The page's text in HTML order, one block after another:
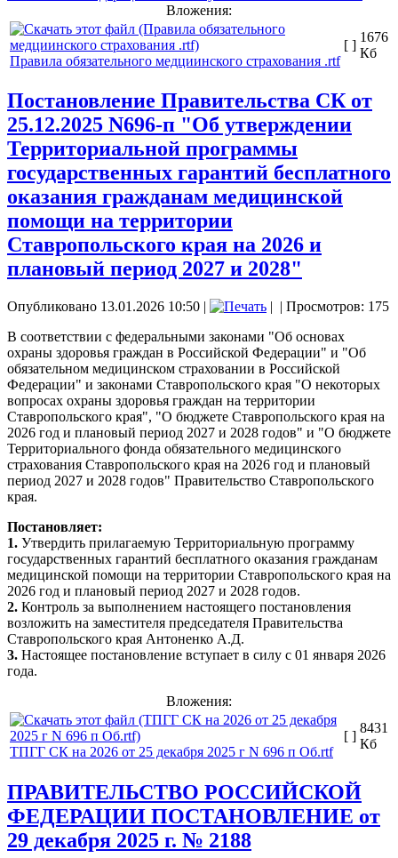
Вложения:
Правила обязательного медциинского страхования .rtf
[ ]
1676
Кб
Постановление Правительства СК от
25.12.2025 N696-п "Об утверждении
Территориальной программы
государственных гарантий бесплатного
оказания гражданам медицинской
помощи на территории
Ставропольского края на 2026 и
плановый период 2027 и 2028"
Опубликовано 13.01.2026 10:50 | | | Просмотров: 175
В соответствии с федеральными законами "Об основах
охраны здоровья граждан в Российской Федерации" и "Об
обязательном медицинском страховании в Российской
Федерации" и законами Ставропольского края "О некоторых
вопросах охраны здоровья граждан на территории
Ставропольского края", "О бюджете Ставропольского края на
2026 год и плановый период 2027 и 2028 годов" и "О бюджете
Территориального фонда обязательного медицинского
страхования Ставропольского края на 2026 год и плановый
период 2027 и 2028 годов" Правительство Ставропольского
края.
Постановляет:
1. Утвердить прилагаемую Территориальную программу
государственных гарантий бесплатного оказания гражданам
медицинской помощи на территории Ставропольского края на
2026 год и плановый период 2027 и 2028 годов.
2. Контроль за выполнением настоящего постановления
возложить на заместителя председателя Правительства
Ставропольского края Антоненко А.Д.
3. Настоящее постановление вступает в силу с 01 января 2026
года.
Вложения:
ТПГГ СК на 2026 от 25 декабря 2025 г N 696 п Об.rtf
[ ]
8431
Кб
ПРАВИТЕЛЬСТВО РОССИЙСКОЙ
ФЕДЕРАЦИИ ПОСТАНОВЛЕНИЕ от
29 декабря 2025 г. № 2188